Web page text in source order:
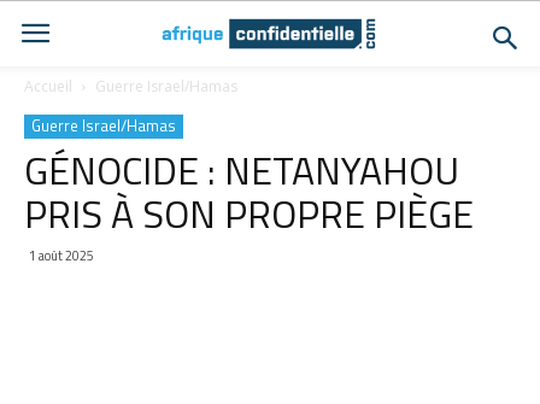
Accueil Guerre Israel/Hamas
Guerre Israel/Hamas
GÉNOCIDE : NETANYAHOU
PRIS À SON PROPRE PIÈGE
1 août 2025